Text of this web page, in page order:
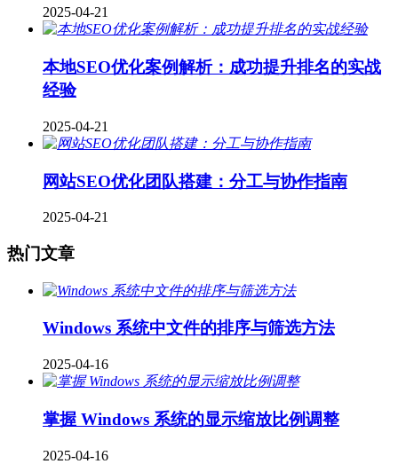
2025-04-21
本地SEO优化案例解析：成功提升排名的实战
经验
2025-04-21
网站SEO优化团队搭建：分工与协作指南
2025-04-21
热门文章
Windows 系统中文件的排序与筛选方法
2025-04-16
掌握 Windows 系统的显示缩放比例调整
2025-04-16